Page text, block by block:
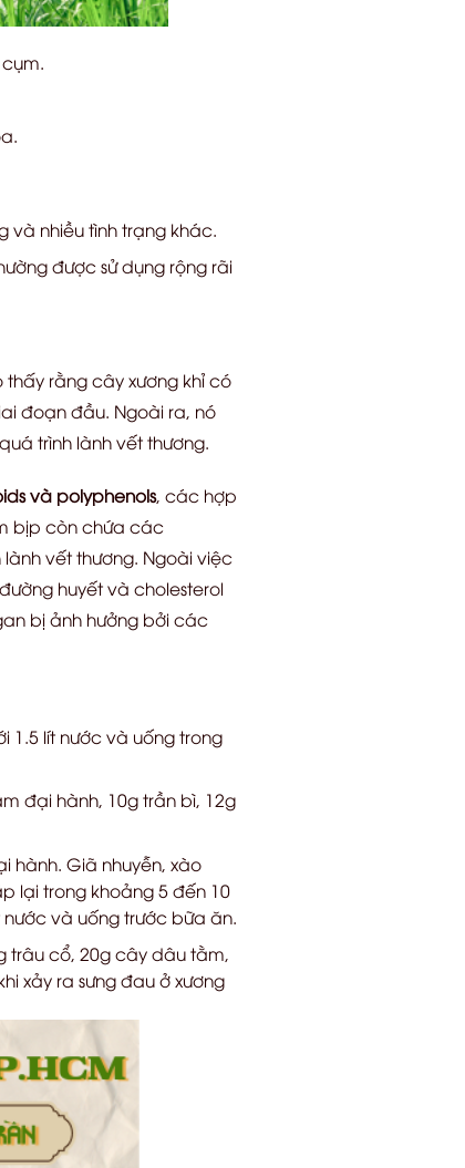
nhiều tình trạng khác.
được sử dụng rộng rãi
rằng cây xương khỉ có
đoạn đầu. Ngoài ra, nó
trình lành vết thương.
và polyphenols, các hợp
bịp còn chứa các
vết thương. Ngoài việc
huyết và cholesterol
bị ảnh hưởng bởi các
1.5 lít nước và uống trong
đại hành, 10g trần bì, 12g
hành. Giã nhuyễn, xào
lại trong khoảng 5 đến 10
và uống trước bữa ăn.
trâu cổ, 20g cây dâu tằm,
xảy ra sưng đau ở xương